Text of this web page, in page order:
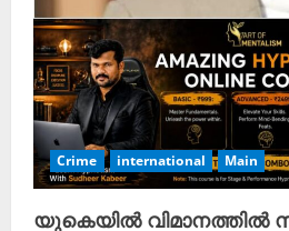
Crime international Main
യുകെയിൽ വിമാനത്തിൽ